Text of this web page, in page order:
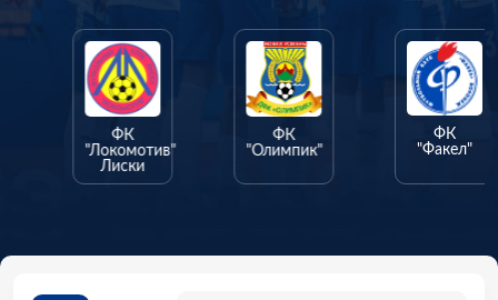
"Локомотив"
"Олимпик"